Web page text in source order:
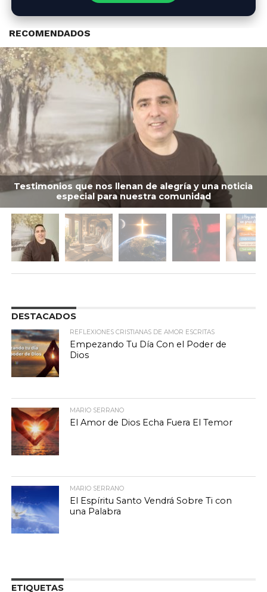
RECOMENDADOS
Testimonios que nos llenan de alegría y una noticia
especial para nuestra comunidad
DESTACADOS
REFLEXIONES CRISTIANAS DE AMOR ESCRITAS
Empezando Tu Día Con el Poder de
Dios
MARIO SERRANO
El Amor de Dios Echa Fuera El Temor
MARIO SERRANO
El Espíritu Santo Vendrá Sobre Ti con
una Palabra
ETIQUETAS